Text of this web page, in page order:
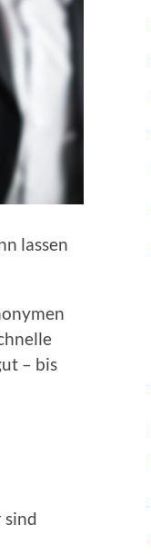
lassen
– bis
sind